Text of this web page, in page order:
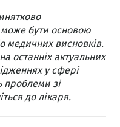
може бути основою
медичних висновків.
останніх актуальних
у сфері
зі
до лікаря.